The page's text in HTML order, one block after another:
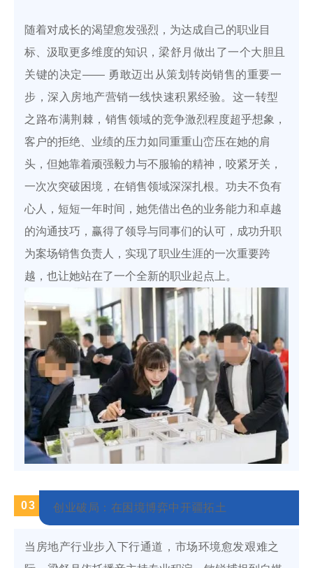
随着对成长的渴望愈发强烈，为达成自己的职业目
标、汲取更多维度的知识， 梁舒月做出了一个大胆且
关键的决定—— 勇敢迈出从策划转岗销售的重要一
步，深入房地产营销一线快速积累经验。这一转型
之路布满荆棘，销售领域的竞争激烈程度超乎想象，
客户的拒绝、业绩的压力如同重重山峦压在她的肩
头，但她靠着顽强毅力与不服输的精神，咬紧牙关，
一次次突破困境，在销售领域深深扎根。功夫不负有
心人，短短一年时间，她凭借出色的业务能力和卓越
的沟通技巧，赢得了领导与同事们的认可，成功升职
为案场销售负责人，实现了职业生涯的一次重要跨
越，也让她站在了一个全新的职业起点上。
03 创业破局：在困境博弈中开疆拓土
当房地产行业步入下行通道，市场环境愈发艰难之